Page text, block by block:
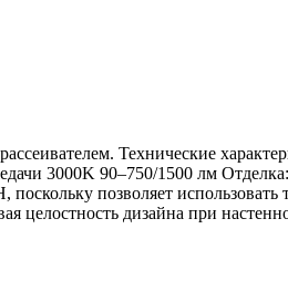
Технические
3000K 90–750/1500 лм
позволяет
целостность дизайна при